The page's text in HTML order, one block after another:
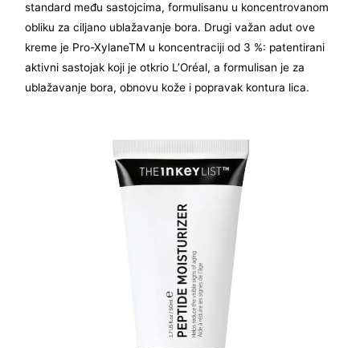
standard među sastojcima, formulisanu u koncentrovanom
obliku za ciljano ublažavanje bora. Drugi važan adut ove
kreme je Pro-XylaneTM u koncentraciji od 3 %: patentirani
aktivni sastojak koji je otkrio L’Oréal, a formulisan je za
ublažavanje bora, obnovu kože i popravak kontura lica.